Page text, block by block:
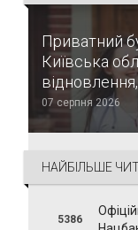
Приватний
Київська
07 серпня 2026
НАЙБІЛЬШЕ
5386